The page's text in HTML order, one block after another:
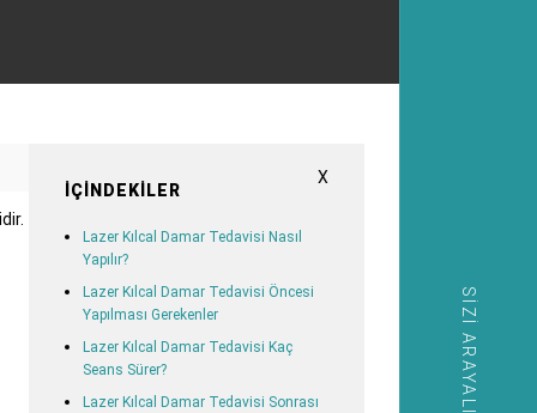
SIZI ARAYALIM
X
İÇINDEKILER
Lazer Kılcal Damar Tedavisi Nasıl
Yapılır?
Lazer Kılcal Damar Tedavisi Öncesi
Yapılması Gerekenler
Lazer Kılcal Damar Tedavisi Kaç
Seans Sürer?
Lazer Kılcal Damar Tedavisi Sonrası